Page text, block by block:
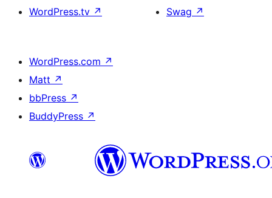
WordPress.tv ↗
Swag ↗
WordPress.com ↗
Matt ↗
bbPress ↗
BuddyPress ↗